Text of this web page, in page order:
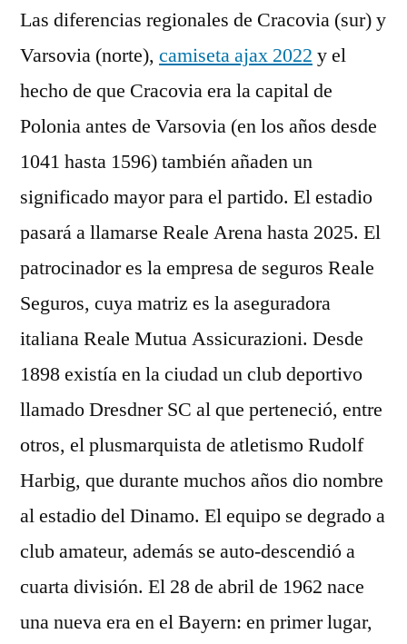
Las diferencias regionales de Cracovia (sur) y
Varsovia (norte), camiseta ajax 2022 y el
hecho de que Cracovia era la capital de
Polonia antes de Varsovia (en los años desde
1041 hasta 1596) también añaden un
significado mayor para el partido. El estadio
pasará a llamarse Reale Arena hasta 2025. El
patrocinador es la empresa de seguros Reale
Seguros, cuya matriz es la aseguradora
italiana Reale Mutua Assicurazioni. Desde
1898 existía en la ciudad un club deportivo
llamado Dresdner SC al que perteneció, entre
otros, el plusmarquista de atletismo Rudolf
Harbig, que durante muchos años dio nombre
al estadio del Dinamo. El equipo se degrado a
club amateur, además se auto-descendió a
cuarta división. El 28 de abril de 1962 nace
una nueva era en el Bayern: en primer lugar,